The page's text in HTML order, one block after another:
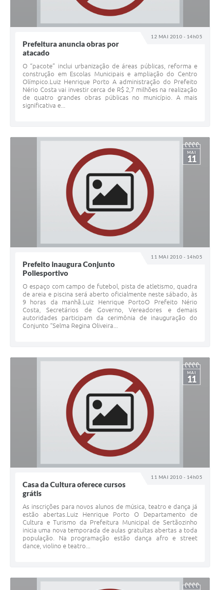
12 MAI 2010 - 14h05
Prefeitura anuncia obras por
atacado
O “pacote” inclui urbanização de áreas públicas, reforma e
construção em Escolas Municipais e ampliação do Centro
Olímpico.Luiz Henrique Porto A administração do Prefeito
Nério Costa vai investir cerca de R$ 2,7 milhões na realização
de quatro grandes obras públicas no município. A mais
significativa e...
11 MAI 2010 - 14h05
MAI
11
Prefeito inaugura Conjunto
Poliesportivo
O espaço com campo de futebol, pista de atletismo, quadra
de areia e piscina será aberto oficialmente neste sábado, às
9 horas da manhã.Luiz Henrique PortoO Prefeito Nério
Costa, Secretários de Governo, Vereadores e demais
autoridades participam da cerimônia de inauguração do
Conjunto “Selma Regina Oliveira...
11 MAI 2010 - 14h05
MAI
11
Casa da Cultura oferece cursos
grátis
As inscrições para novos alunos de música, teatro e dança já
estão abertas.Luiz Henrique Porto O Departamento de
Cultura e Turismo da Prefeitura Municipal de Sertãozinho
inicia uma nova temporada de aulas gratuítas abertas a toda
população. Na programação estão dança afro e street
dance, violino e teatro...